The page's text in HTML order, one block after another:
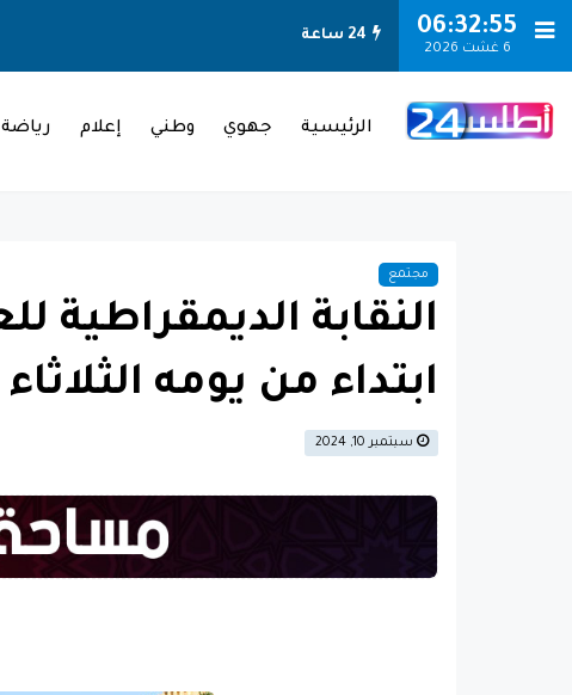
06:32:56
6 غشت 2026
24 ساعة
الرئيسية جهوي وطني إعلام رياضة
مجتمع
ابتداء من يومه الثلاثاء
سبتمبر 10, 2024